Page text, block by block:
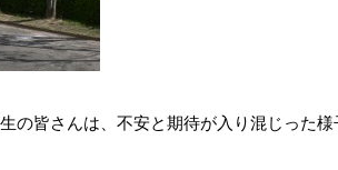
の皆さんは、不安と期待が入り混じった様